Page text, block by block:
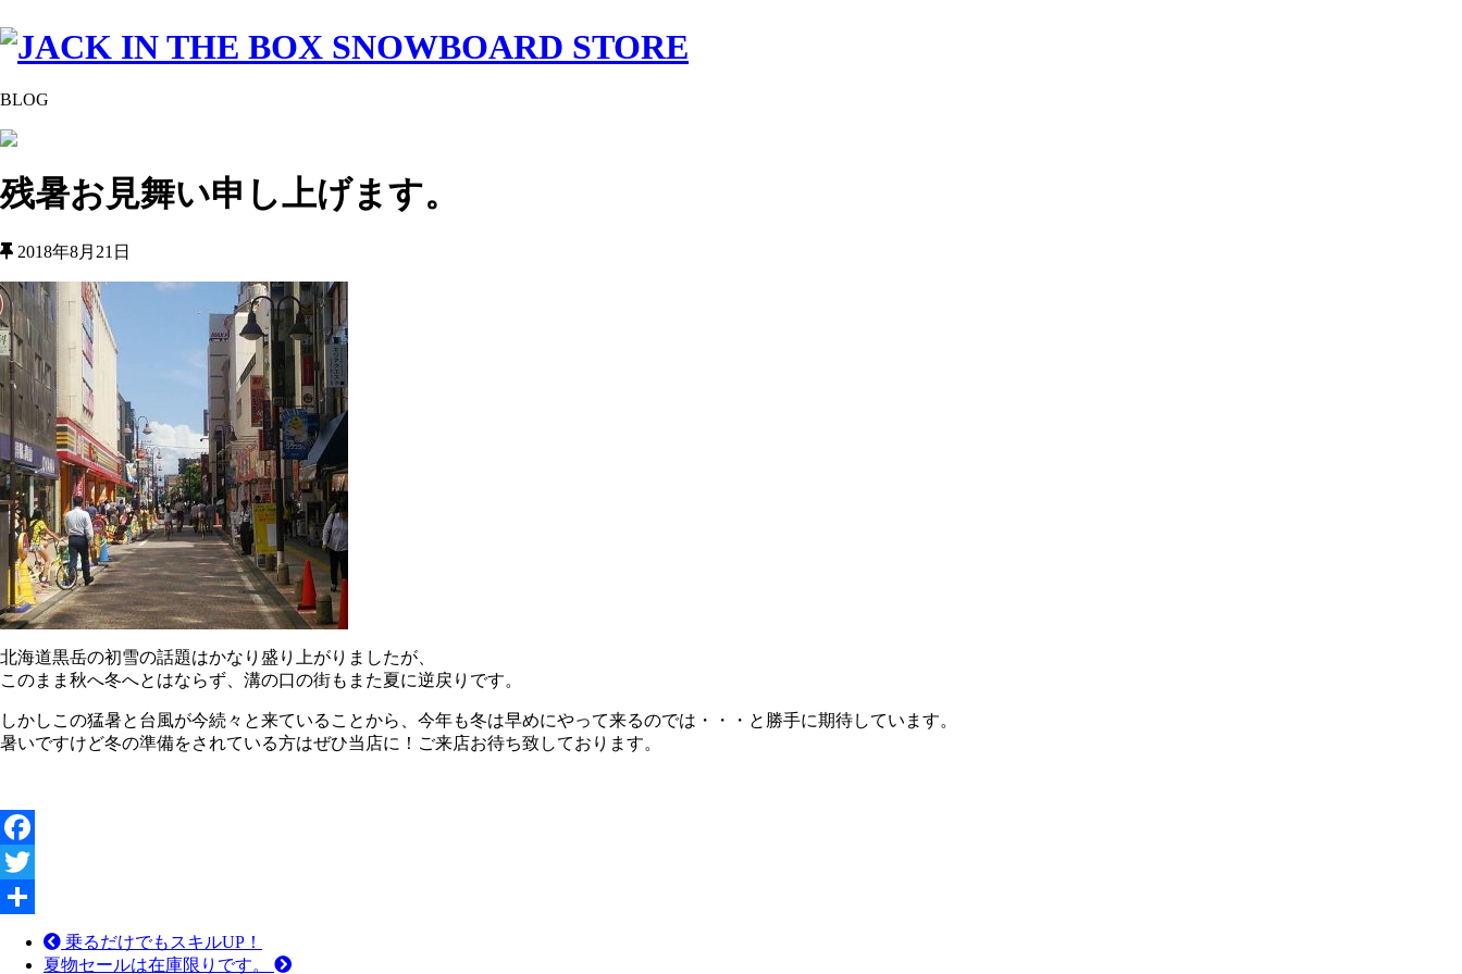
BLOG
残暑お見舞い申し上げます。
2018年8月21日
北海道黒岳の初雪の話題はかなり盛り上がりましたが、
このまま秋へ冬へとはならず、溝の口の街もまた夏に逆戻りです。
しかしこの猛暑と台風が今続々と来ていることから、今年も冬は早めにやって来るのでは・・・と勝手に期待しています。
暑いですけど冬の準備をされている方はぜひ当店に！ご来店お待ち致しております。
Facebook
Twitter
乗るだけでもスキルUP！
夏物セールは在庫限りです。